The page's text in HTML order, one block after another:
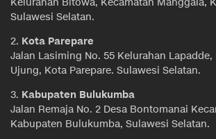
Sulawesi Selatan.
2. Kota Parepare
Jalan Lasiming No. 55 Kelurahan Lapadde,
Ujung, Kota Parepare. Sulawesi Selatan.
3. Kabupaten Bulukumba
Jalan Remaja No. 2 Desa Bontomanai
Kabupaten Bulukumba, Sulawesi Selatan.